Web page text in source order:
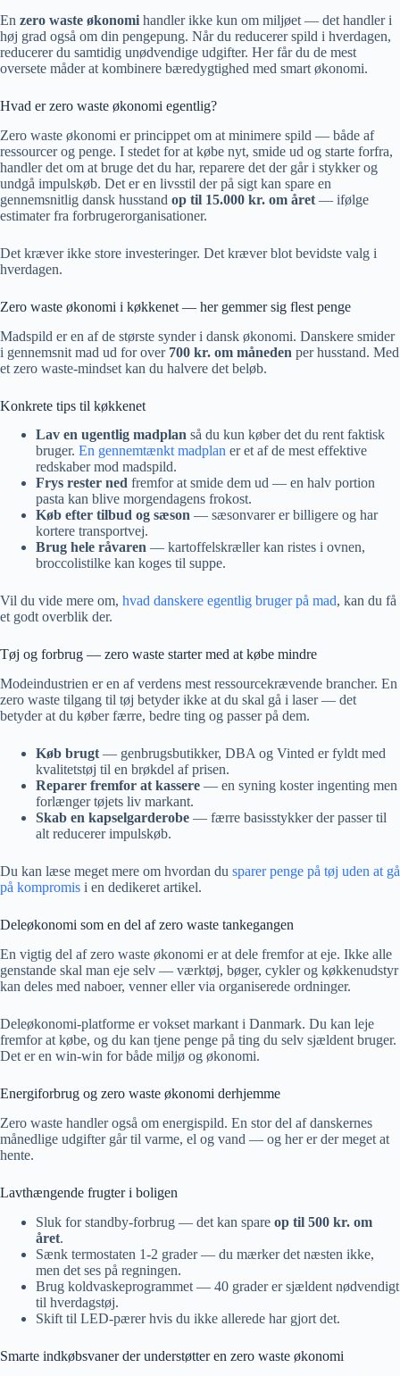
En zero waste økonomi handler ikke kun om miljøet — det handler i
høj grad også om din pengepung. Når du reducerer spild i hverdagen,
reducerer du samtidig unødvendige udgifter. Her får du de mest
oversete måder at kombinere bæredygtighed med smart økonomi.
Hvad er zero waste økonomi egentlig?
Zero waste økonomi er princippet om at minimere spild — både af
ressourcer og penge. I stedet for at købe nyt, smide ud og starte forfra,
handler det om at bruge det du har, reparere det der går i stykker og
undgå impulskøb. Det er en livsstil der på sigt kan spare en
gennemsnitlig dansk husstand op til 15.000 kr. om året — ifølge
estimater fra forbrugerorganisationer.
Det kræver ikke store investeringer. Det kræver blot bevidste valg i
hverdagen.
Zero waste økonomi i køkkenet — her gemmer sig flest penge
Madspild er en af de største synder i dansk økonomi. Danskere smider
i gennemsnit mad ud for over 700 kr. om måneden per husstand. Med
et zero waste-mindset kan du halvere det beløb.
Konkrete tips til køkkenet
Lav en ugentlig madplan så du kun køber det du rent faktisk
bruger. En gennemtænkt madplan er et af de mest effektive
redskaber mod madspild.
Frys rester ned fremfor at smide dem ud — en halv portion
pasta kan blive morgendagens frokost.
Køb efter tilbud og sæson — sæsonvarer er billigere og har
kortere transportvej.
Brug hele råvaren — kartoffelskræller kan ristes i ovnen,
broccolistilke kan koges til suppe.
Vil du vide mere om, hvad danskere egentlig bruger på mad, kan du få
et godt overblik der.
Tøj og forbrug — zero waste starter med at købe mindre
Modeindustrien er en af verdens mest ressourcekrævende brancher. En
zero waste tilgang til tøj betyder ikke at du skal gå i laser — det
betyder at du køber færre, bedre ting og passer på dem.
Køb brugt — genbrugsbutikker, DBA og Vinted er fyldt med
kvalitetstøj til en brøkdel af prisen.
Reparer fremfor at kassere — en syning koster ingenting men
forlænger tøjets liv markant.
Skab en kapselgarderobe — færre basisstykker der passer til
alt reducerer impulskøb.
Du kan læse meget mere om hvordan du sparer penge på tøj uden at gå
på kompromis i en dedikeret artikel.
Deleøkonomi som en del af zero waste tankegangen
En vigtig del af zero waste økonomi er at dele fremfor at eje. Ikke alle
genstande skal man eje selv — værktøj, bøger, cykler og køkkenudstyr
kan deles med naboer, venner eller via organiserede ordninger.
Deleøkonomi-platforme er vokset markant i Danmark. Du kan leje
fremfor at købe, og du kan tjene penge på ting du selv sjældent bruger.
Det er en win-win for både miljø og økonomi.
Energiforbrug og zero waste økonomi derhjemme
Zero waste handler også om energispild. En stor del af danskernes
månedlige udgifter går til varme, el og vand — og her er der meget at
hente.
Lavthængende frugter i boligen
Sluk for standby-forbrug — det kan spare op til 500 kr. om
året.
Sænk termostaten 1-2 grader — du mærker det næsten ikke,
men det ses på regningen.
Brug koldvaskeprogrammet — 40 grader er sjældent nødvendigt
til hverdagstøj.
Skift til LED-pærer hvis du ikke allerede har gjort det.
Smarte indkøbsvaner der understøtter en zero waste økonomi